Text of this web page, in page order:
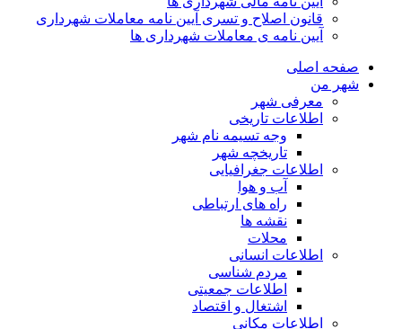
قانون اصلاح و تسری آیین نامه معاملات شهرداری
آیین نامه ی معاملات شهرداری ها
صفحه اصلی
شهر من
معرفی شهر
اطلاعات تاریخی
وجه تسیمه نام شهر
تاریخچه شهر
اطلاعات جغرافیایی
آب و هوا
راه های ارتباطی
نقشه ها
محلات
اطلاعات انسانی
مردم شناسی
اطلاعات جمعیتی
اشتغال و اقتصاد
اطلاعات مکانی